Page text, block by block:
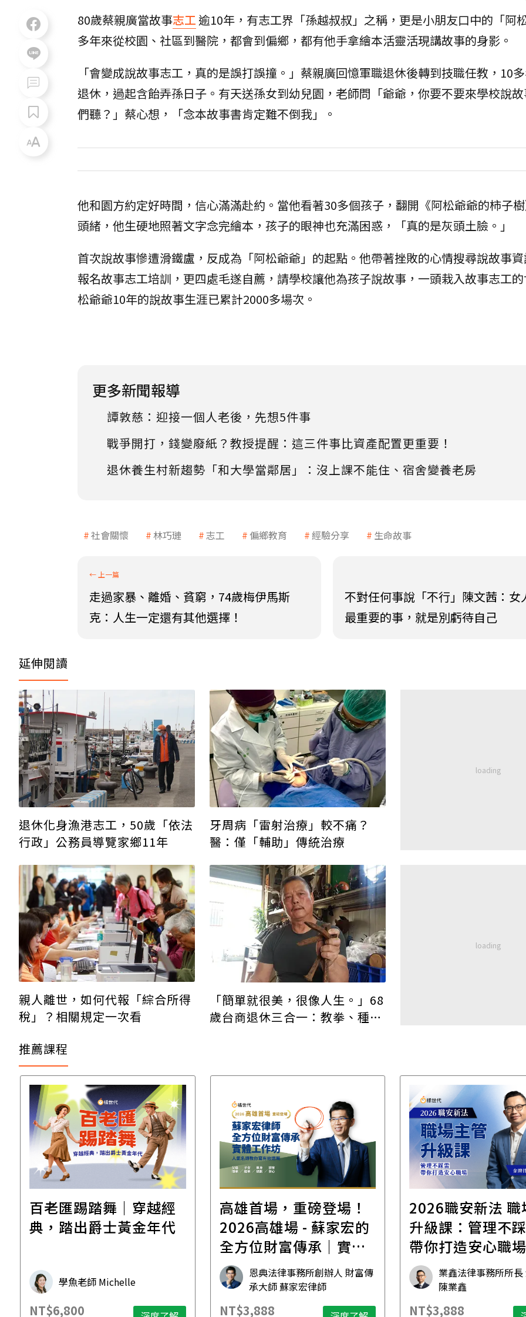
80歲蔡親廣當故事志工 逾10年，有志工界「孫越叔叔」之稱，更是小朋友口中的「阿
多年來從校園、社區到醫院，都會到偏鄉，都有他手拿繪本活靈活現講故事的身影。
「會變成說故事志工，真的是誤打誤撞。」蔡親廣回憶軍職退休後轉到技職任教，10
退休，過起含飴弄孫日子。有天送孫女到幼兒園，老師問「爺爺，你要不要來學校說
們聽？」蔡心想，「念本故事書肯定難不倒我」。
他和園方約定好時間，信心滿滿赴約。當他看著30多個孩子，翻開《阿松爺爺的柿子
頭緒，他生硬地照著文字念完繪本，孩子的眼神也充滿困惑，「真的是灰頭土臉。」
首次說故事慘遭滑鐵盧，反成為「阿松爺爺」的起點。他帶著挫敗的心情搜尋說故事
報名故事志工培訓，更四處毛遂自薦，請學校讓他為孩子說故事，一頭栽入故事志工
松爺爺10年的說故事生涯已累計2000多場次。
更多新聞報導
譚敦慈：迎接一個人老後，先想5件事
戰爭開打，錢變廢紙？教授提醒：這三件事比資產配置更重要！
退休養生村新趨勢「和大學當鄰居」：沒上課不能住、宿舍變養老房
社會關懷 林巧璉 志工 偏鄉教育 經驗分享 生命故事
走過家暴、離婚、貧窮，74歲梅伊馬斯
克：人生一定還有其他選擇！
不對任何事說「不行」陳文茜：女
最重要的事，就是別虧待自己
延伸閱讀
退休化身漁港志工，50歲「依法
行政」公務員導覽家鄉11年
牙周病「雷射治療」較不痛？
醫：僅「輔助」傳統治療
親人離世，如何代報「綜合所得
稅」？相關規定一次看
「簡單就很美，很像人生。」68
歲台商退休三合一：教拳、種
推薦課程
百老匯踢踏舞｜穿越經
典，踏出爵士黃金年代
學魚老師 Michelle
NT$6,800
高雄首場，重磅登場！
2026高雄場 - 蘇家宏的
全方位財富傳承｜實體
工作坊恩典法律事務所創辦人 財富傳
承大師 蘇家宏律師
NT$3,888
2026職安新法 職
升級課：管理不
帶你打造安心職
業鑫法律事務所所
陳業鑫
NT$3,888